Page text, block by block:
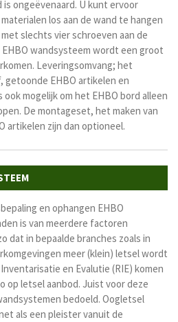
ongeëvenaard. U kunt ervoor
los aan de wand te hangen
slechts vier schroeven aan de
wandsysteem wordt een groot
Leveringsomvang; het
EHBO artikelen en
mogelijk om het EHBO bord alleen
De montageset, het maken van
artikelen zijn dan optioneel.
en ophangen EHBO
is van meerdere factoren
dat in bepaalde branches zoals in
meer (klein) letsel wordt
en Evalutie (RIE) komen
op letsel aanbod. Juist voor deze
bedoeld. Oogletsel
als een pleister vanuit de